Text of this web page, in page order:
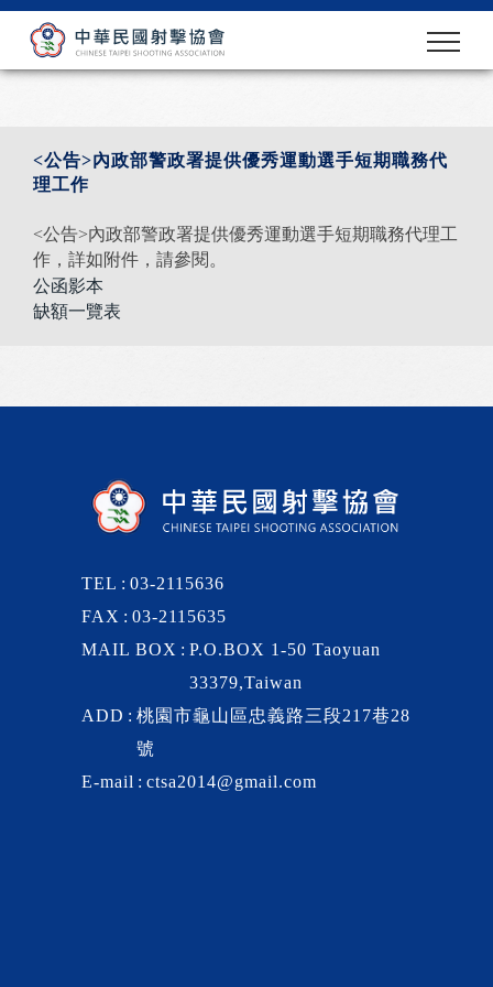
<公告>內政部警政署提供優秀運動選手短期職務代
理工作
<公告>內政部警政署提供優秀運動選手短期職務代理工
作，詳如附件，請參閱。
公函影本
缺額一覽表
TEL
03-2115636
FAX
03-2115635
MAIL BOX
P.O.BOX 1-50 Taoyuan
33379,Taiwan
ADD
桃園市龜山區忠義路三段217巷28
號
E-mail
ctsa2014@gmail.com